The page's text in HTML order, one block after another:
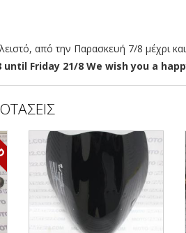
από την Παρασκευή 7/8 μέχρι
Friday 21/8 We wish you a